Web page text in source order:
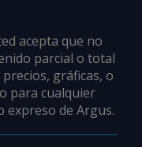
acepta que no
parcial o total
gráficas, o
para cualquier
de Argus.